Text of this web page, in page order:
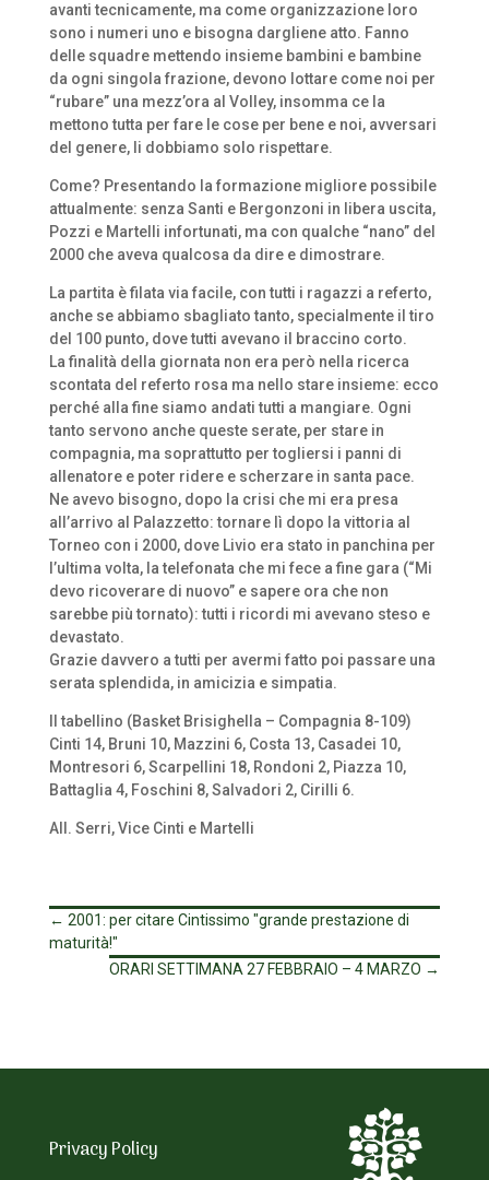
avanti tecnicamente, ma come organizzazione loro
sono i numeri uno e bisogna dargliene atto. Fanno
delle squadre mettendo insieme bambini e bambine
da ogni singola frazione, devono lottare come noi per
“rubare” una mezz’ora al Volley, insomma ce la
mettono tutta per fare le cose per bene e noi, avversari
del genere, li dobbiamo solo rispettare.
Come? Presentando la formazione migliore possibile
attualmente: senza Santi e Bergonzoni in libera uscita,
Pozzi e Martelli infortunati, ma con qualche “nano” del
2000 che aveva qualcosa da dire e dimostrare.
La partita è filata via facile, con tutti i ragazzi a referto,
anche se abbiamo sbagliato tanto, specialmente il tiro
del 100 punto, dove tutti avevano il braccino corto.
La finalità della giornata non era però nella ricerca
scontata del referto rosa ma nello stare insieme: ecco
perché alla fine siamo andati tutti a mangiare. Ogni
tanto servono anche queste serate, per stare in
compagnia, ma soprattutto per togliersi i panni di
allenatore e poter ridere e scherzare in santa pace.
Ne avevo bisogno, dopo la crisi che mi era presa
all’arrivo al Palazzetto: tornare lì dopo la vittoria al
Torneo con i 2000, dove Livio era stato in panchina per
l’ultima volta, la telefonata che mi fece a fine gara (“Mi
devo ricoverare di nuovo” e sapere ora che non
sarebbe più tornato): tutti i ricordi mi avevano steso e
devastato.
Grazie davvero a tutti per avermi fatto poi passare una
serata splendida, in amicizia e simpatia.
Il tabellino (Basket Brisighella – Compagnia 8-109)
Cinti 14, Bruni 10, Mazzini 6, Costa 13, Casadei 10,
Montresori 6, Scarpellini 18, Rondoni 2, Piazza 10,
Battaglia 4, Foschini 8, Salvadori 2, Cirilli 6.
All. Serri, Vice Cinti e Martelli
← 2001: per citare Cintissimo "grande prestazione di
maturità!"
ORARI SETTIMANA 27 FEBBRAIO – 4 MARZO →
Privacy Policy